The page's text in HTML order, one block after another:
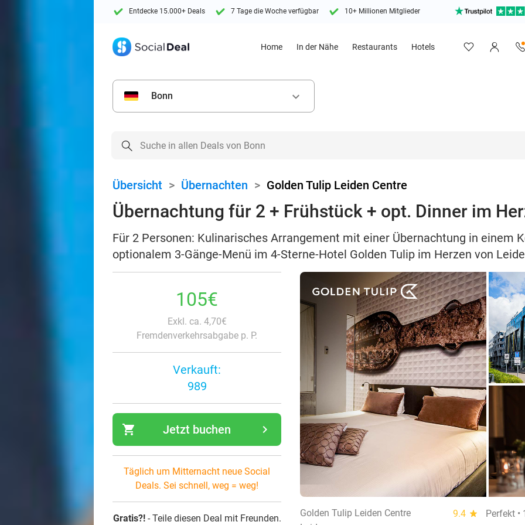
Entdecke 15.000+ Deals 7 Tage die Woche verfügbar 10+ Millionen Mitglieder
Home In der Nähe Restaurants Hotels
Bonn keyboard_arrow_down
Übersicht > Übernachten > Golden Tulip Leiden Centre
Übernachtung für 2 + Frühstück + opt. Dinner im
Für 2 Personen: Kulinarisches Arrangement mit einer Übernachtung in einem
optionalem 3-Gänge-Menü im 4-Sterne-Hotel Golden Tulip im Herzen von
105€
Exkl. ca. 4,70€
Fremdenverkehrsabgabe p. P.
Verkauft:
989
shopping_cart navigate_next
Jetzt buchen
Täglich um Mitternacht neue Social
Deals. Sei schnell, weg = weg!
Gratis?!- Teile diesen Deal mit Freunden.
Golden Tulip Leiden Centre 9.4 star
Perfekt •